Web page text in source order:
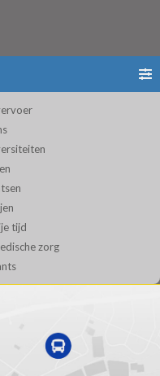
tijd
zorg